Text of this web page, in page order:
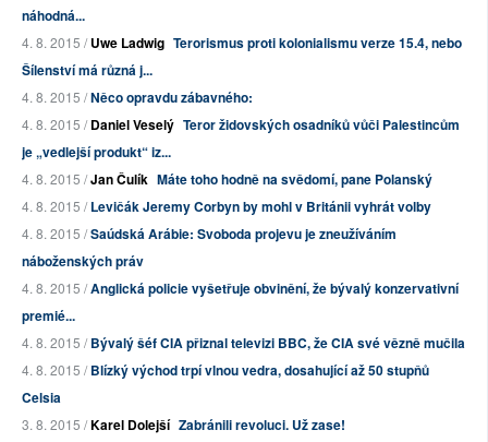
náhodná...
4. 8. 2015 /Uwe Ladwig Terorismus proti kolonialismu verze 15.4, nebo
Šílenství má různá j...
4. 8. 2015 /Něco opravdu zábavného:
4. 8. 2015 /Daniel Veselý Teror židovských osadníků vůči Palestincům
je „vedlejší produkt“ iz...
4. 8. 2015 /Jan Čulík Máte toho hodně na svědomí, pane Polanský
4. 8. 2015 /Levičák Jeremy Corbyn by mohl v Británii vyhrát volby
4. 8. 2015 /Saúdská Arábie: Svoboda projevu je zneužíváním
náboženských práv
4. 8. 2015 /Anglická policie vyšetřuje obvinění, že bývalý konzervativní
premié...
4. 8. 2015 /Bývalý šéf CIA přiznal televizi BBC, že CIA své vězně mučila
4. 8. 2015 /Blízký východ trpí vlnou vedra, dosahující až 50 stupňů
Celsia
3. 8. 2015 /Karel Dolejší Zabránili revoluci. Už zase!